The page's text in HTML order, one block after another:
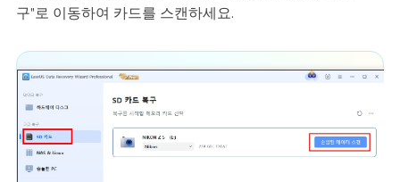
구"로 이동하여 카드를 스캔하세요.